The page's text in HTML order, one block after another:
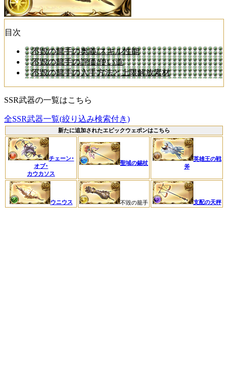
目次
不毀の籠手の奥義/スキル性能
不毀の籠手の評価/使い道
不毀の籠手の入手方法と上限解放素材
SSR武器の一覧はこちら
全SSR武器一覧(絞り込み検索付き)
新たに追加されたエピックウェポンはこちら
チェーン･
オブ･
カウカソス
聖域の錫杖
英雄王の戦
斧
ウニウス 不毀の籠手 支配の天秤